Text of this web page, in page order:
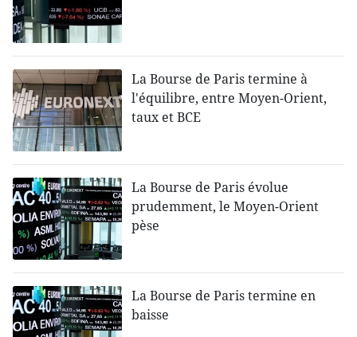
La Bourse de Paris termine à
l'équilibre, entre Moyen-Orient,
taux et BCE
La Bourse de Paris évolue
prudemment, le Moyen-Orient
pèse
La Bourse de Paris termine en
baisse